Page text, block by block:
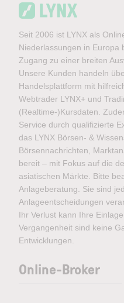
Seit 2006 ist LYNX als
Niederlassungen in Europa
Zugang zu einer breiten
Unsere Kunden handeln
Handelsplattform mit
Webtrader LYNX+ und
(Realtime-)Kursdaten.
Service durch qualifizierte
das LYNX Börsen- &
Börsennachrichten,
bereit – mit Fokus auf die
asiatischen Märkte. Bitte
Anlageberatung. Sie sind
Anlageentscheidungen
Ihr Verlust kann Ihre
Vergangenheit sind keine
Entwicklungen.
Online-Broker